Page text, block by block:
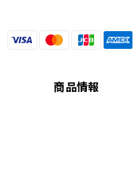
商品情報